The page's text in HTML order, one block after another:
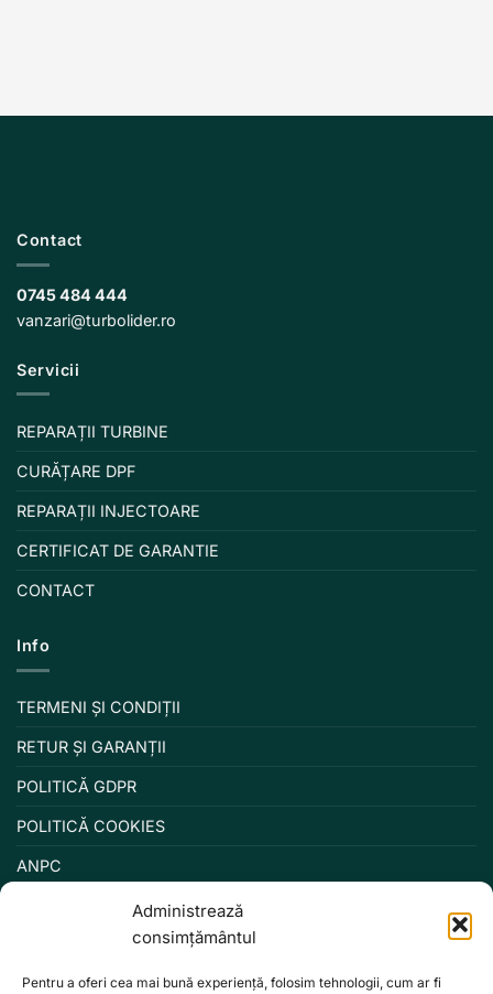
Administrează
consimțământul
Pentru a oferi cea mai bună experiență, folosim tehnologii, cum ar fi
Contact
0745 484 444
vanzari@turbolider.ro
Servicii
REPARAȚII TURBINE
CURĂȚARE DPF
REPARAȚII INJECTOARE
CERTIFICAT DE GARANTIE
CONTACT
Info
TERMENI ȘI CONDIȚII
RETUR ȘI GARANȚII
POLITICĂ GDPR
POLITICĂ COOKIES
ANPC